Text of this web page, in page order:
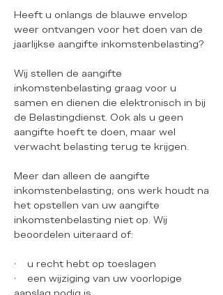
Heeft u onlangs de blauwe envelop
weer ontvangen voor het doen van de
jaarlijkse aangifte inkomstenbelasting?
Wij stellen de aangifte
inkomstenbelasting graag voor u
samen en dienen die elektronisch in bij
de Belastingdienst. Ook als u geen
aangifte hoeft te doen, maar wel
verwacht belasting terug te krijgen.
Meer dan alleen de aangifte
inkomstenbelasting; ons werk houdt na
het opstellen van uw aangifte
inkomstenbelasting niet op. Wij
beoordelen uiteraard of:
• u recht hebt op toeslagen
• een wijziging van uw voorlopige